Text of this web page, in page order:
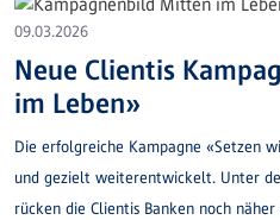
09.03.2026
Neue Clientis
im Leben»
Die erfolgreiche Kampagne «Setzen
und gezielt weiterentwickelt. Unter
rücken die Clientis Banken noch